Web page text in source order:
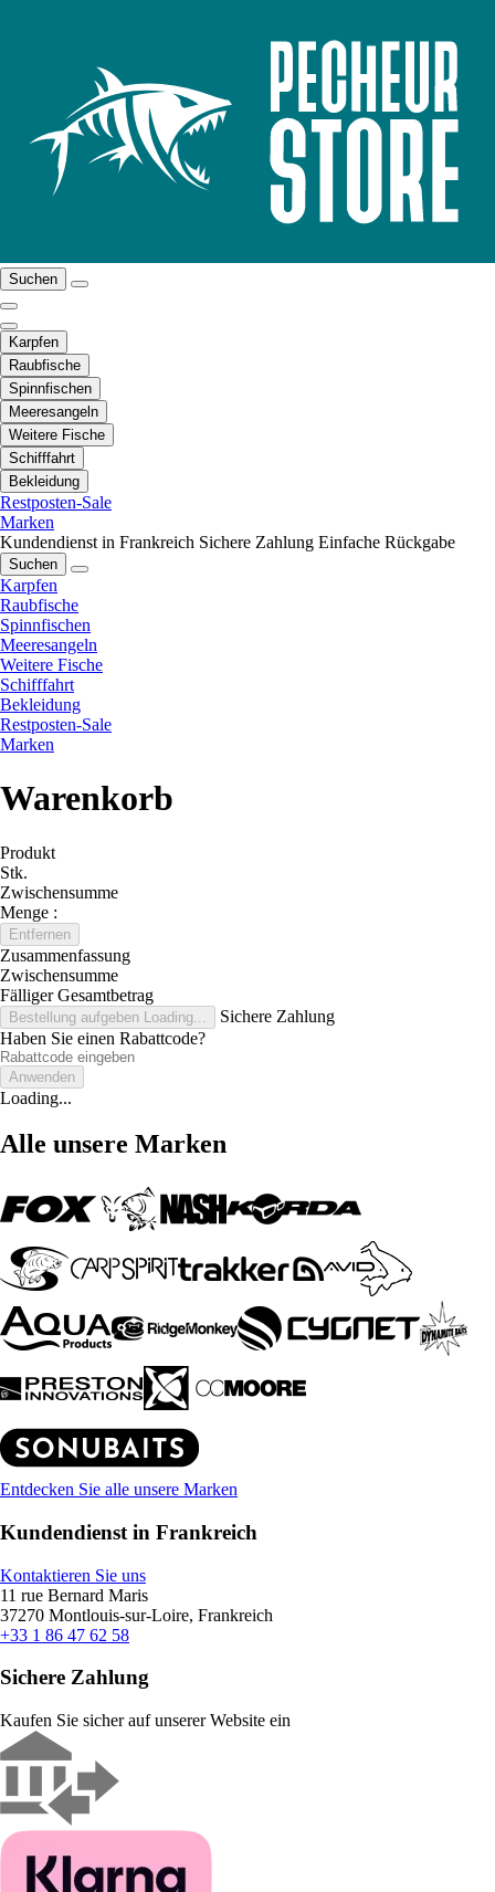
Suchen
Karpfen
Raubfische
Spinnfischen
Meeresangeln
Weitere Fische
Schifffahrt
Bekleidung
Restposten-Sale
Marken
Kundendienst in Frankreich Sichere Zahlung Einfache Rückgabe
Suchen
Karpfen
Raubfische
Spinnfischen
Meeresangeln
Weitere Fische
Schifffahrt
Bekleidung
Restposten-Sale
Marken
Warenkorb
Produkt
Stk.
Zwischensumme
Menge :
Entfernen
Zusammenfassung
Zwischensumme
Fälliger Gesamtbetrag
Bestellung aufgeben Loading...
Sichere Zahlung
Haben Sie einen Rabattcode?
Anwenden
Loading...
Alle unsere Marken
Entdecken Sie alle unsere Marken
Kundendienst in Frankreich
Kontaktieren Sie uns
11 rue Bernard Maris
37270 Montlouis-sur-Loire, Frankreich
+33 1 86 47 62 58
Sichere Zahlung
Kaufen Sie sicher auf unserer Website ein